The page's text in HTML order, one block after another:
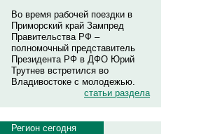
Во время рабочей поездки в
Приморский край Зампред
Правительства РФ –
полномочный представитель
Президента РФ в ДФО Юрий
Трутнев встретился во
Владивостоке с молодежью.
статьи раздела
Регион сегодня